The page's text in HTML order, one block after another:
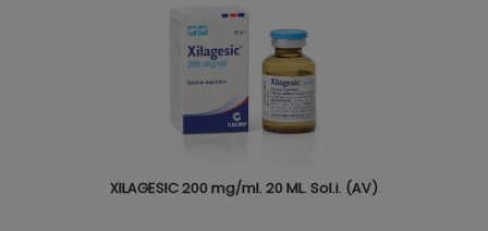
XILAGESIC 200 mg/ml. 20 ML. Sol.i. (AV)